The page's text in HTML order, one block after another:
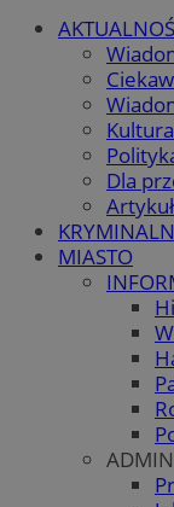
Kultura
Dla
MIASTO